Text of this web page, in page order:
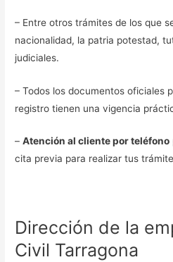
– Entre otros trámites de los que
nacionalidad, la patria potestad,
judiciales.
– Todos los documentos oficiales
registro tienen una vigencia
–Atención al cliente por teléfono
cita previa para realizar tus
Dirección de la
Civil Tarragona